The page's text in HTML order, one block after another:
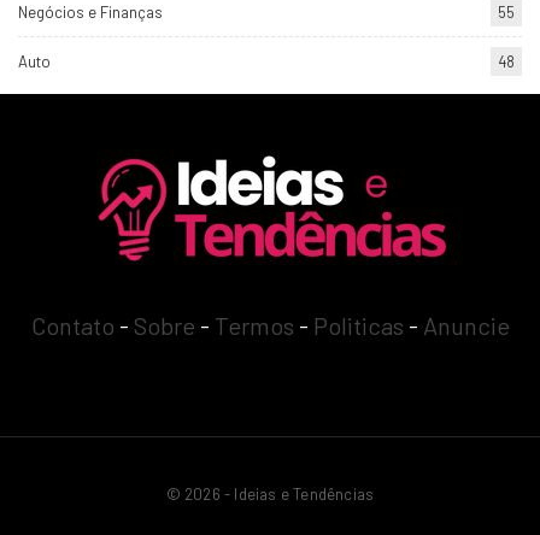
Negócios e Finanças 55
Auto 48
Contato - Sobre - Termos - Politicas - Anuncie
© 2026 - Ideias e Tendências